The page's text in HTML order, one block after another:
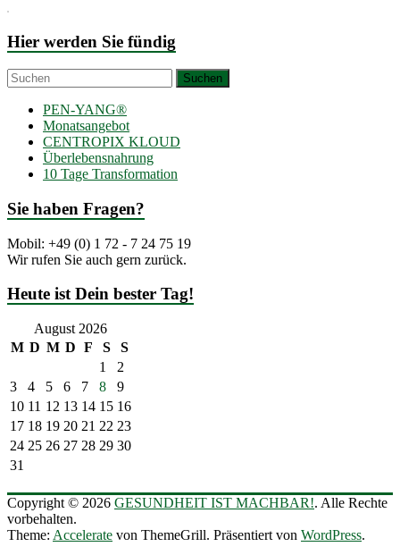
Hier werden Sie fündig
PEN-YANG®
Monatsangebot
CENTROPIX KLOUD
Überlebensnahrung
10 Tage Transformation
Sie haben Fragen?
Mobil: +49 (0) 1 72 - 7 24 75 19
Wir rufen Sie auch gern zurück.
Heute ist Dein bester Tag!
August 2026
M D M D F S
S
1
2
3
4 5 6 7 8
9
10 11 12 13 14 15 16
17 18 19 20 21 22 23
24 25 26 27 28 29 30
31
Copyright © 2026 GESUNDHEIT IST MACHBAR!. Alle Rechte
vorbehalten.
Theme: Accelerate von ThemeGrill. Präsentiert von WordPress.